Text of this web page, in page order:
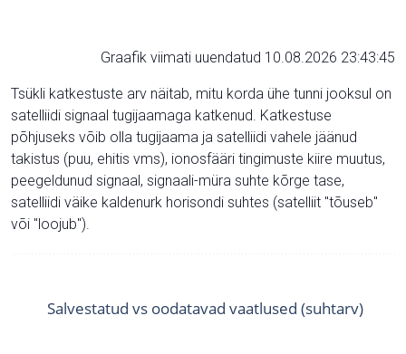
Graafik viimati uuendatud 10.08.2026 23:43:45
Tsükli katkestuste arv näitab, mitu korda ühe tunni jooksul on
satelliidi signaal tugijaamaga katkenud. Katkestuse
põhjuseks võib olla tugijaama ja satelliidi vahele jäänud
takistus (puu, ehitis vms), ionosfääri tingimuste kiire muutus,
peegeldunud signaal, signaali-müra suhte kõrge tase,
satelliidi väike kaldenurk horisondi suhtes (satelliit "tõuseb"
või "loojub").
Salvestatud vs oodatavad vaatlused (suhtarv)